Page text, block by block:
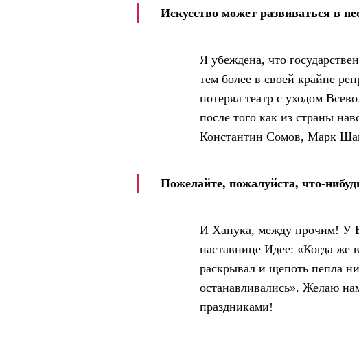
Искусство может развиваться в
Я убеждена, что
тем более в своей крайне
потерял театр с уходом
после того как из страны
Константин Сомов, Марк
Пожелайте, пожалуйста, что-
И Ханука, между прочим! У
наставнице Идее: «Когда же
раскрывал и щепоть пепла
останавливались». Желаю
праздниками!